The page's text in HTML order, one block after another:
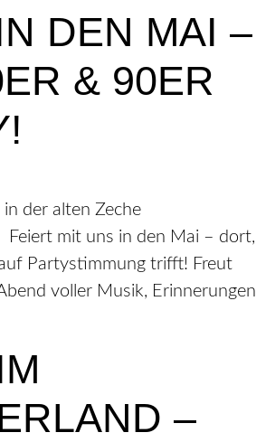
DEN MAI –
& 90ER
in der alten Zeche
Feiert mit uns in den Mai – dort,
Partystimmung trifft! Freut
voller Musik, Erinnerungen
–